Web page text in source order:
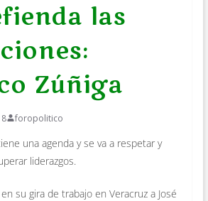
las
Zúñiga
foropolitico
una agenda y se va a respetar y
liderazgos.
gira de trabajo en Veracruz a José